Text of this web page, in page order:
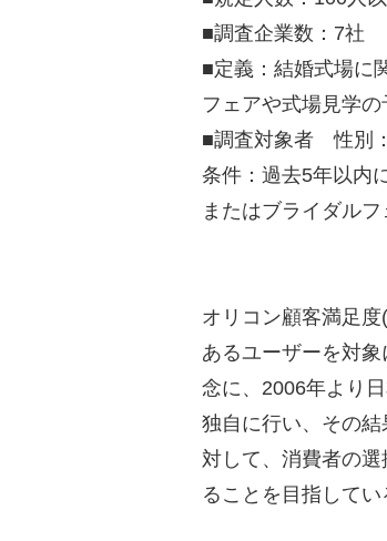
■調査企業数：7社
■定義：結婚式場に
フェアや式場見学
■調査対象者 性別
条件：過去5年以内
またはブライダル
オリコン顧客満足
あるユーザーを対
念に、2006年より
独自に行い、その
対して、消費者の
ることを目指してい